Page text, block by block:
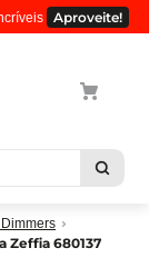
Aproveite!
Zeffia 680137